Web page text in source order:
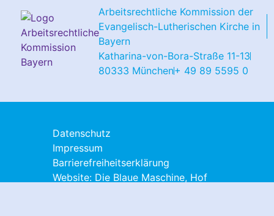
Arbeitsrechtliche Kommission der
Evangelisch-Lutherischen Kirche in
Bayern
Katharina-von-Bora-Straße 11-13
80333 München+ 49 89 5595 0
Datenschutz
Impressum
Barrierefreiheitserklärung
Website: Die Blaue Maschine, Hof